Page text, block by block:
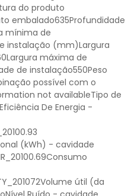
do produto
embalado635Profundidade
mínima de
instalação (mm)Largura
máxima de
de instalação550Peso
possível com o
not availableTipo de
De Energia -
(kWh) - cavidade
útil (da